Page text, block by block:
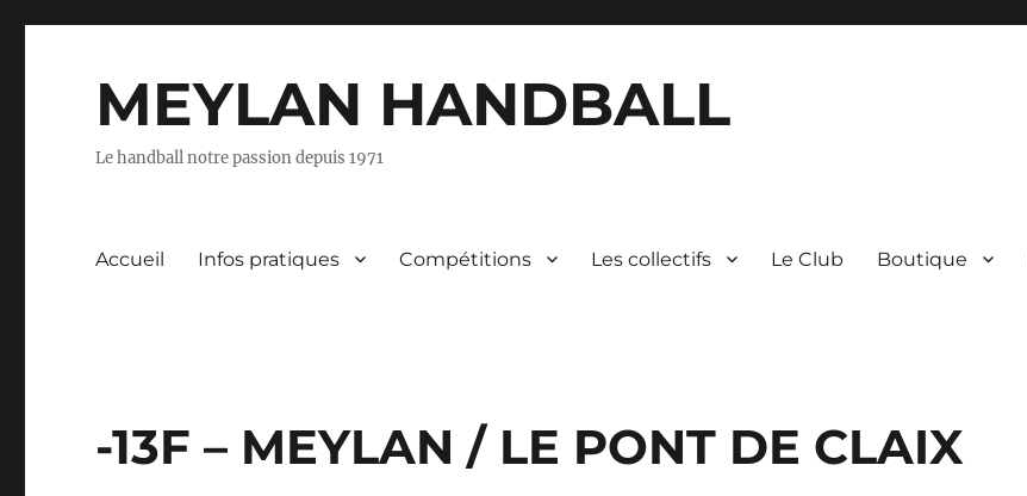
MEYLAN HANDBALL
Le handball notre passion depuis 1971
Accueil Infos pratiques Compétitions Les collectifs Le Club Boutique
-13F – MEYLAN / LE PONT DE CLAIX